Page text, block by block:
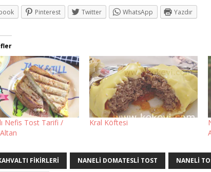
Pinterest Twitter WhatsApp Yazdır
Nefis Tost Tarifi /
Kral Köftesi
FIKIRLERI NANELI DOMATESLI TOST NANELI